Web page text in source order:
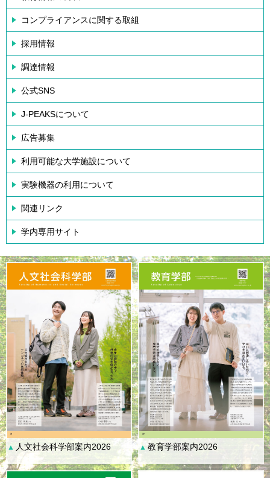
コンプライアンスに関する取組
採用情報
調達情報
公式SNS
J-PEAKSについて
広告募集
利用可能な大学施設について
実験機器の利用について
関連リンク
学内専用サイト
▲ 人文社会科学部案内2026 ▲ 教育学部案内2026